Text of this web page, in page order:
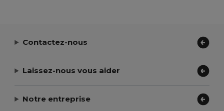
Contactez-nous
Laissez-nous vous aider
Notre entreprise